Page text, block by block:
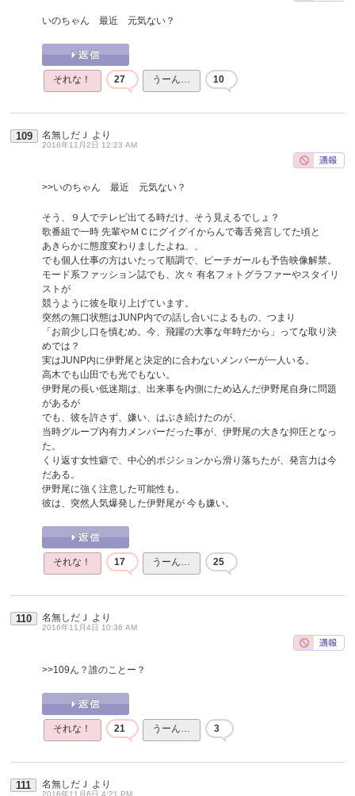
いのちゃん 最近 元気ない？
それな！ 27 うーん… 10
109 名無しだＪ より
2016年11月2日 12:23 AM
>>いのちゃん 最近 元気ない？
そう、９人でテレビ出てる時だけ、そう見えるでしょ？
歌番組で一時 先輩やＭＣにグイグイからんで毒舌発言してた頃と
あきらかに態度変わりましたよね、、
でも個人仕事の方はいたって順調で、ピーチガールも予告映像解禁。
モード系ファッション誌でも、次々 有名フォトグラファーやスタイリ
ストが
競うように彼を取り上げています。
突然の無口状態はJUNP内での話し合いによるもの、つまり
「お前少し口を慎むめ。今、飛躍の大事な年時だから」ってな取り決
めでは？
実はJUNP内に伊野尾と決定的に合わないメンバーが一人いる。
高木でも山田でも光でもない。
伊野尾の長い低迷期は、出来事を内側にため込んだ伊野尾自身に問題
があるが
でも、彼を許さず、嫌い、はぶき続けたのが、
当時グループ内有力メンバーだった事が、伊野尾の大きな抑圧となっ
た。
くり返す女性癖で、中心的ポジションから滑り落ちたが、発言力は今
だある。
伊野尾に強く注意した可能性も。
彼は、突然人気爆発した伊野尾が 今も嫌い。
それな！ 17 うーん… 25
110 名無しだＪ より
2016年11月4日 10:36 AM
>>109ん？誰のことー？
それな！ 21 うーん… 3
111 名無しだＪ より
2016年11月6日 4:21 PM